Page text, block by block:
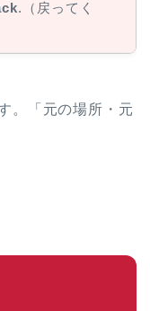
.（戻ってく
。「元の場所・元